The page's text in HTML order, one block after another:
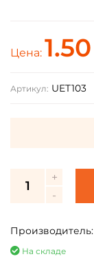
Цена: 1.50
Артикул: UET103
Производитель:
На складе